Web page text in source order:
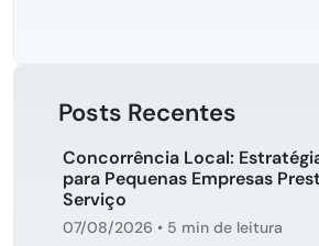
Posts Recentes
Concorrência Local:
para Pequenas Empresas
Serviço
07/08/2026 • 5 min de leitura